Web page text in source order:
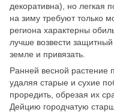
декоративна), но легкая
на зиму требуют только
региона характерны
лучше возвести защитный
земле и привязать.
Ранней весной растение
удаляя старые и сухие
проредить, обрезая их
Дейцию городчатую